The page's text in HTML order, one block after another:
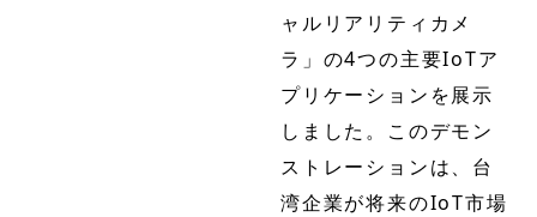
ャルリアリティカメ
ラ」の4つの主要IoTア
プリケーションを展示
しました。このデモン
ストレーションは、台
湾企業が将来のIoT市場